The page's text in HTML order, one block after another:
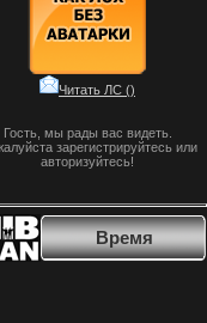
Читать ЛС ()
Гость, мы рады вас видеть.
зарегистрируйтесь или
авторизуйтесь!
Время